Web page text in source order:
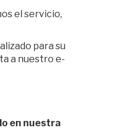
el servicio,
para su
en nuestra